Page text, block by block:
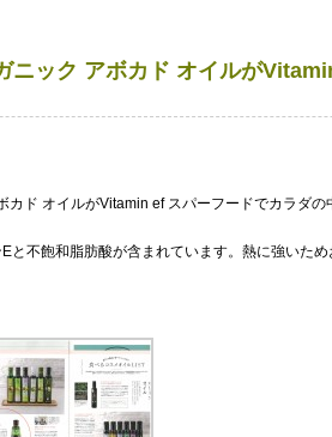
ニック アボカド オイルが
カド オイルがVitamin ef スパーフードでカラダの
と不飽和脂肪酸が含まれています。熱に強いた